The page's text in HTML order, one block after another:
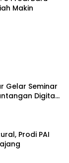
Makin
Gelar Seminar
Digital
Prodi PAI